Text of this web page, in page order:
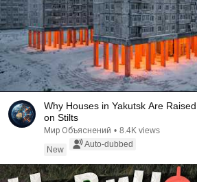
Why Houses in Yakutsk Are
on Stilts
Мир Объяснений • 8.4K views
New
Auto-dubbed